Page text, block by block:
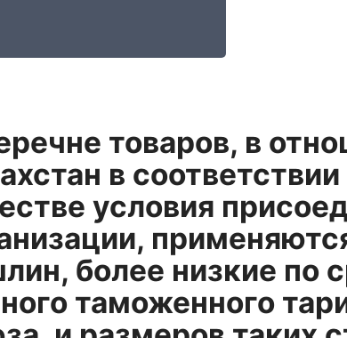
товаров, в
в
условия
более низкие по
таможенного